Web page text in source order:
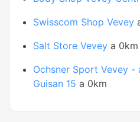
Swisscom Shop Vevey
Salt Store Vevey a 0km
Ochsner Sport Vevey -
Guisan 15 a 0km